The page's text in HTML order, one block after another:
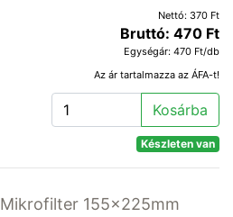
Nettó: 370 Ft
Bruttó: 470 Ft
Egységár: 470 Ft/db
Az ár tartalmazza az ÁFA-t!
Kosárba
Készleten van
155x225mm